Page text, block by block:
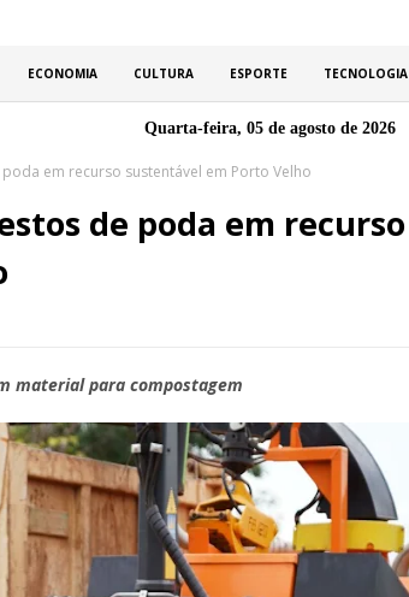
ECONOMIA CULTURA ESPORTE TECNOLOGIA
Quarta-feira, 05 de agosto de 2026
em recurso sustentável em Porto Velho
de poda em recurso
material para compostagem